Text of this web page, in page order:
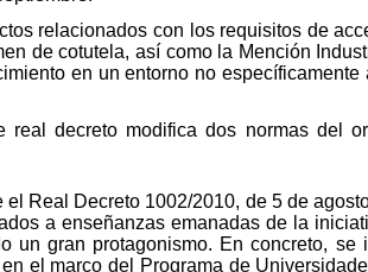
relacionados con los requisitos de
de cotutela, así como la Mención
en un entorno no
real decreto modifica dos normas del
el Real Decreto 1002/2010, de 5 de
a enseñanzas emanadas de la
un gran protagonismo. En concreto,
el marco del Programa de